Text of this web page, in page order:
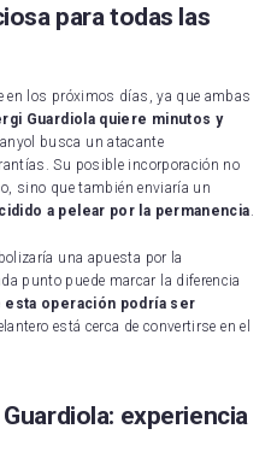
para todas las
en los próximos días, ya que ambas
Guardiola quiere minutos y
busca un atacante
Su posible incorporación no
sino que también enviaría un
a pelear por la permanencia
una apuesta por la
punto puede marcar la diferencia
esta operación podría ser
está cerca de convertirse en el
experiencia